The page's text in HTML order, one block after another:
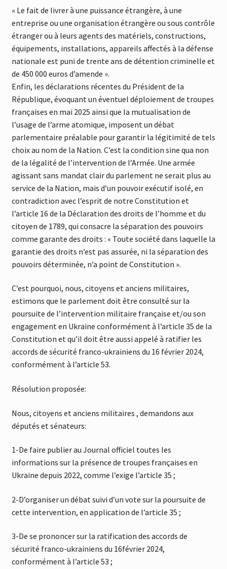
« Le fait de livrer à une puissance étrangère, à une
entreprise ou une organisation étrangère ou sous contrôle
étranger ou à leurs agents des matériels, constructions,
équipements, installations, appareils affectés à la défense
nationale est puni de trente ans de détention criminelle et
de 450 000 euros d’amende ».
Enfin, les déclarations récentes du Président de la
République, évoquant un éventuel déploiement de troupes
françaises en mai 2025 ainsi que la mutualisation de
l’usage de l’arme atomique, imposent un débat
parlementaire préalable pour garantir la légitimité de tels
choix au nom de la Nation. C’est la condition sine qua non
de la légalité de l’intervention de l’Armée. Une armée
agissant sans mandat clair du parlement ne serait plus au
service de la Nation, mais d’un pouvoir exécutif isolé, en
contradiction avec l’esprit de notre Constitution et
l’article 16 de la Déclaration des droits de l’homme et du
citoyen de 1789, qui consacre la séparation des pouvoirs
comme garante des droits : « Toute société dans laquelle la
garantie des droits n’est pas assurée, ni la séparation des
pouvoirs déterminée, n’a point de Constitution ».
C’est pourquoi, nous, citoyens et anciens militaires,
estimons que le parlement doit être consulté sur la
poursuite de l’intervention militaire française et/ou son
engagement en Ukraine conformément à l’article 35 de la
Constitution et qu’il doit être aussi appelé à ratifier les
accords de sécurité franco-ukrainiens du 16 février 2024,
conformément à l’article 53.
Résolution proposée:
Nous, citoyens et anciens militaires , demandons aux
députés et sénateurs:
1-De faire publier au Journal officiel toutes les
informations sur la présence de troupes françaises en
Ukraine depuis 2022, comme l’exige l’article 35 ;
2-D’organiser un débat suivi d’un vote sur la poursuite de
cette intervention, en application de l’article 35 ;
3-De se prononcer sur la ratification des accords de
sécurité franco-ukrainiens du 16février 2024,
conformément à l’article 53 ;